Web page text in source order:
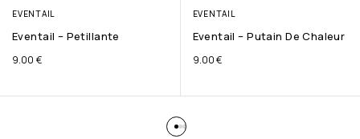
EVENTAIL
Eventail – Petillante
9.00 €
EVENTAIL
Eventail – Putain De Chaleur
9.00€